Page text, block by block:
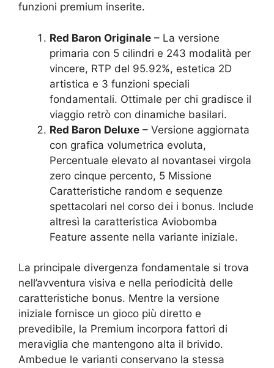
funzioni premium inserite.
Red Baron Originale – La versione
primaria con 5 cilindri e 243 modalità per
vincere, RTP del 95.92%, estetica 2D
artistica e 3 funzioni speciali
fondamentali. Ottimale per chi gradisce il
viaggio retrò con dinamiche basilari.
Red Baron Deluxe – Versione aggiornata
con grafica volumetrica evoluta,
Percentuale elevato al novantasei virgola
zero cinque percento, 5 Missione
Caratteristiche random e sequenze
spettacolari nel corso dei i bonus. Include
altresì la caratteristica Aviobomba
Feature assente nella variante iniziale.
La principale divergenza fondamentale si trova
nell’avventura visiva e nella periodicità delle
caratteristiche bonus. Mentre la versione
iniziale fornisce un gioco più diretto e
prevedibile, la Premium incorpora fattori di
meraviglia che mantengono alta il brivido.
Ambedue le varianti conservano la stessa